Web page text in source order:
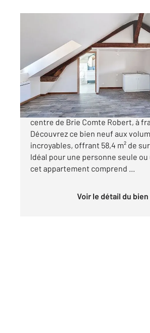
BRIE COMTE ROBERT 77
Ref : 24267
Appartement à vendre
169 000 €
À vendre : Superbe appartement
centre de Brie Comte Robert, à
Découvrez ce bien neuf aux
incroyables, offrant 58,4 m² de
Idéal pour une personne seule ou
cet appartement comprend ...
Voir le détail du bien